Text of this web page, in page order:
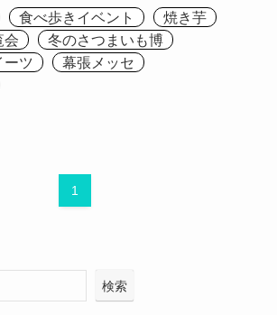
食べ歩きイベント
焼き芋
会
冬のさつまいも博
ーツ
幕張メッセ
1
検索